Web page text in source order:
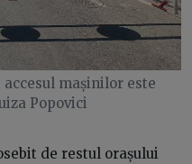
mașinilor este
Popovici
de restul orașului